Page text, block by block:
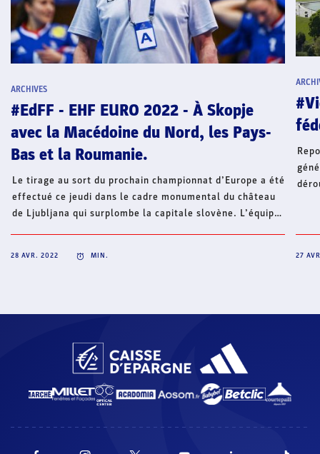
ARCHIVES
#EdFF - EHF EURO 2022 - À Skopje
avec la Macédoine du Nord, les Pays-
Bas et la Roumanie.
Le tirage au sort du prochain championnat d’Europe a été
effectué ce jeudi dans le cadre monumental du château
de Ljubljana qui surplombe la capitale slovène. L’équipe
du Nord, ainsi que les Pays-Bas et la Roumanie.
28 AVR. 2022 MIN. 27